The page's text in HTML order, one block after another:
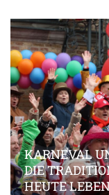
KARNEVAL
DIE
HEUTE